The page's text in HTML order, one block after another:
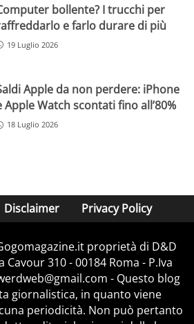
bollente? I trucchi per
e farlo durare di più
19 Luglio 2026
Apple da non perdere: iPhone
Apple Watch scontati fino all’80%
18 Luglio 2026
Disclaimer Privacy Policy
proprietà di D&D
Cavour 310 - 00184 Roma - P.Iva
- Questo blog
giornalistica, in quanto viene
periodicità. Non può pertanto